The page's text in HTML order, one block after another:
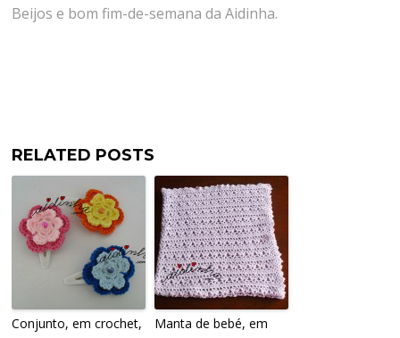
Beijos e bom fim-de-semana da Aidinha.
RELATED POSTS
Conjunto, em crochet,
Manta de bebé, em